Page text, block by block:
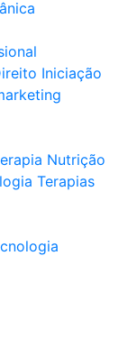
Iniciação
Nutrição
Terapias